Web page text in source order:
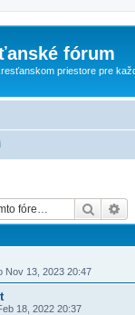
fórum
priestore pre
Hľadať
Nov 13, 2023 20:47
18, 2022 20:37